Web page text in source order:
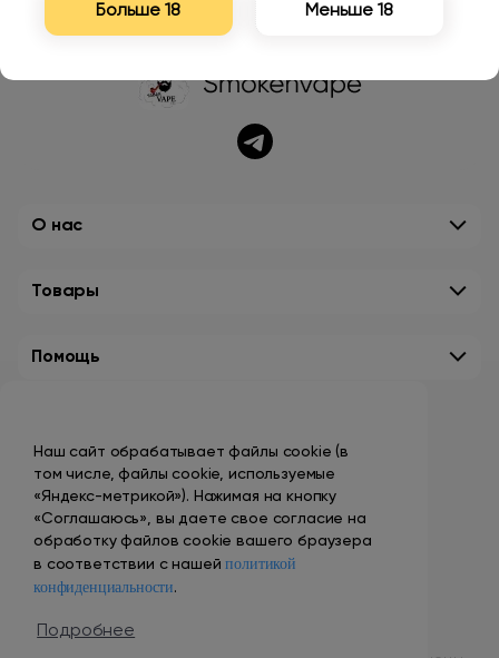
Наш сайт обрабатывает файлы cookie (в
том числе, файлы cookie, используемые
«Яндекс-метрикой»). Нажимая на кнопку
«Соглашаюсь», вы даете свое согласие на
обработку файлов cookie вашего браузера
в соответствии с нашейполитикой
конфиденциальности.
Подробнее
О нас
Товары
Помощь
+7 (495) 149-10-99
promo@smokenvape.su
пн-пт: 9:00 – 18:00
сб-вс: выходной
Больше 18 Меньше 18